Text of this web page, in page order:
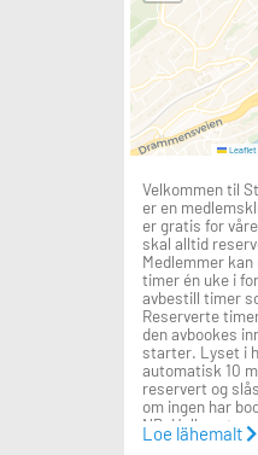
Leaflet
Velkommen til
er en
er gratis for
skal alltid
Medlemmer
timer én uke i
avbestill timer
Reserverte
den avbookes
starter. Lyset i
automatisk 10
reservert og
om ingen har
NB. Hallen
siste time på
Loe lähemalt